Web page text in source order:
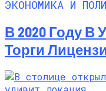
ЭКОНОМИКА И
В 2020 Году В
Торги